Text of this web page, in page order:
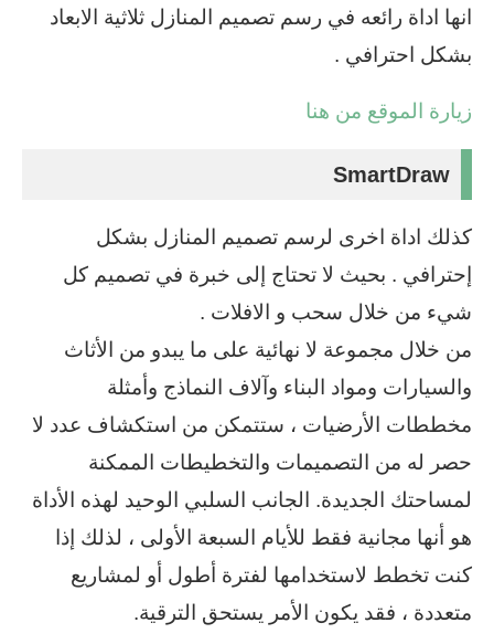
انها اداة رائعه في رسم تصميم المنازل ثلاثية الابعاد
بشكل احترافي .
زيارة الموقع من هنا
SmartDraw
كذلك اداة اخرى لرسم تصميم المنازل بشكل
إحترافي . بحيث لا تحتاج إلى خبرة في تصميم كل
شيء من خلال سحب و الافلات .
من خلال مجموعة لا نهائية على ما يبدو من الأثاث
والسيارات ومواد البناء وآلاف النماذج وأمثلة
مخططات الأرضيات ، ستتمكن من استكشاف عدد لا
حصر له من التصميمات والتخطيطات الممكنة
لمساحتك الجديدة. الجانب السلبي الوحيد لهذه الأداة
هو أنها مجانية فقط للأيام السبعة الأولى ، لذلك إذا
كنت تخطط لاستخدامها لفترة أطول أو لمشاريع
متعددة ، فقد يكون الأمر يستحق الترقية.